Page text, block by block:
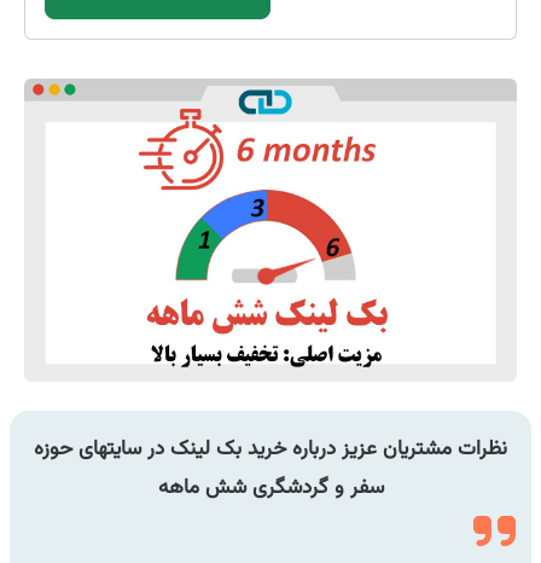
نظرات مشتریان عزیز درباره خرید بک لینک در سایتهای حوزه
سفر و گردشگری شش ماهه